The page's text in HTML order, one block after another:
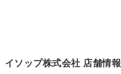
イソップ株式会社 店舗情報